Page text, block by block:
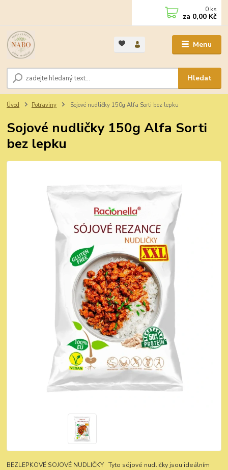
Menu
Hledat
0 ks
za 0,00 Kč
Úvod Potraviny Sojové nudličky 150g Alfa Sorti bez lepku
Sojové nudličky 150g Alfa Sorti
bez lepku
BEZLEPKOVÉ SOJOVÉ NUDLIČKY Tyto sójové nudličky jsou ideálním